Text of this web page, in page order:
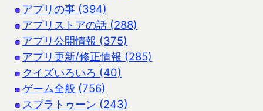
アプリの事 (394)
アプリストアの話 (288)
アプリ公開情報 (375)
アプリ更新/修正情報 (285)
クイズいろいろ (40)
ゲーム全般 (756)
スプラトゥーン (243)